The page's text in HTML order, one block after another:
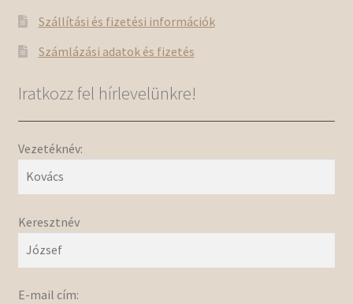
Szállítási és fizetési információk
Számlázási adatok és fizetés
Iratkozz fel hírlevelünkre!
Vezetéknév:
Keresztnév
E-mail cím: